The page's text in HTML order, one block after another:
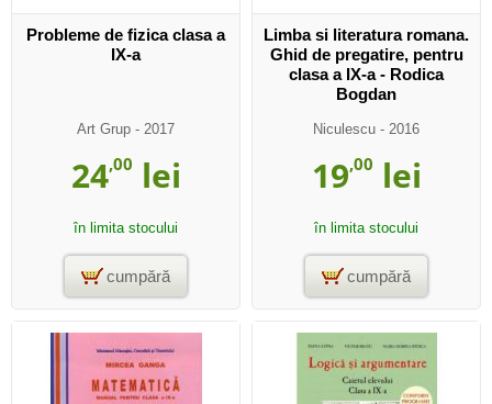
Probleme de fizica clasa a
IX-a
Art Grup - 2017
24,00 lei
în limita stocului
cumpără
Limba si literatura romana.
Ghid de pregatire, pentru
clasa a IX-a - Rodica
Bogdan
Niculescu - 2016
19,00 lei
în limita stocului
cumpără